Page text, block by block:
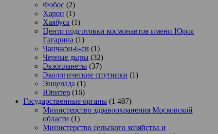
Фобос (2)
Харон (1)
Хаябуса (1)
Центр подготовки космонавтов имени Юрия
Гагарина (1)
Чанчжэн-6-си (1)
Черные дыры (32)
Экзопланеты (37)
Экологические спутники (1)
Энцелада (1)
Юпитер (16)
Государственные органы (1 487)
Министерство здравоохранения Московской
области (1)
Министерство сельского хозяйства и